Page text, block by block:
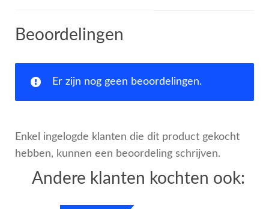
Beoordelingen
Er zijn nog geen beoordelingen.
Enkel ingelogde klanten die dit product gekocht
hebben, kunnen een beoordeling schrijven.
Andere klanten kochten ook: